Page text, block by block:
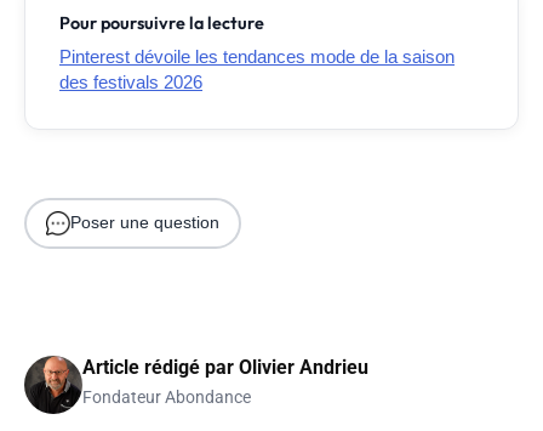
Pour poursuivre la lecture
Pinterest dévoile les tendances mode de la saison
des festivals 2026
Poser une question
Article rédigé par Olivier Andrieu
Fondateur Abondance